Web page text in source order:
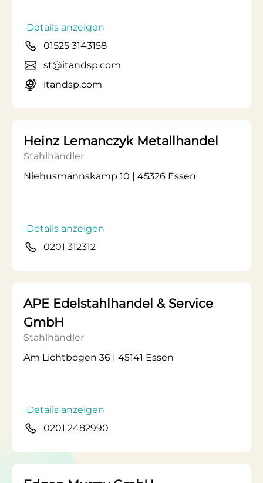
Details anzeigen
01525 3143158
st@itandsp.com
itandsp.com
Heinz Lemanczyk Metallhandel
Stahlhändler
Niehusmannskamp 10 | 45326 Essen
Details anzeigen
0201 312312
APE Edelstahlhandel & Service
GmbH
Stahlhändler
Am Lichtbogen 36 | 45141 Essen
Details anzeigen
0201 2482990